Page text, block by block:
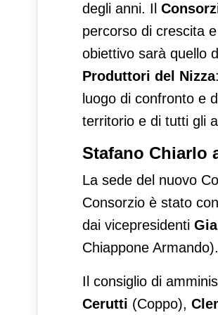
degli anni. Il
percorso di crescita
obiettivo sarà quello
Produttori del Nizza
luogo di confronto e
territorio e di tutti gli
Stafano Chiarlo
La sede del nuovo
Consorzio è stato
dai vicepresidenti
Chiappone Armando).
Il consiglio di
Cerutti (Coppo),